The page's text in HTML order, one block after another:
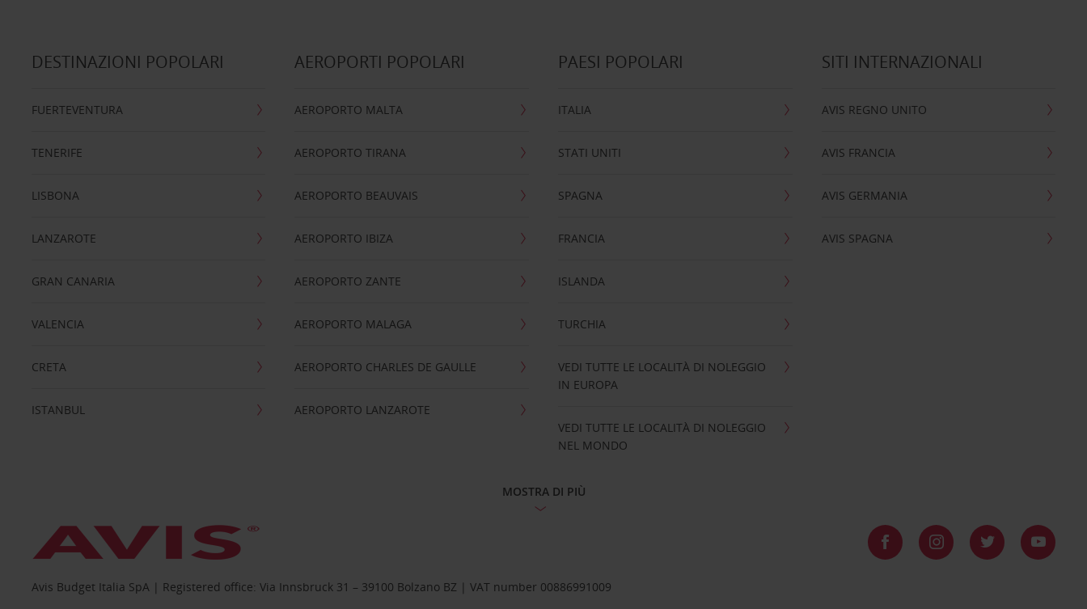
DESTINAZIONI POPOLARI
FUERTEVENTURA
TENERIFE
LISBONA
LANZAROTE
GRAN CANARIA
VALENCIA
CRETA
ISTANBUL
AEROPORTI POPOLARI
AEROPORTO MALTA
AEROPORTO TIRANA
AEROPORTO BEAUVAIS
AEROPORTO IBIZA
AEROPORTO ZANTE
AEROPORTO MALAGA
AEROPORTO CHARLES DE GAULLE
AEROPORTO LANZAROTE
PAESI POPOLARI
ITALIA
STATI UNITI
SPAGNA
FRANCIA
ISLANDA
TURCHIA
VEDI TUTTE LE LOCALITÀ DI NOLEGGIO
IN EUROPA
VEDI TUTTE LE LOCALITÀ DI NOLEGGIO
NEL MONDO
SITI INTERNAZIONALI
AVIS REGNO UNITO
AVIS FRANCIA
AVIS GERMANIA
AVIS SPAGNA
MOSTRA DI PIÙ
Avis Budget Italia SpA | Registered office: Via Innsbruck 31 – 39100 Bolzano BZ | VAT number 00886991009